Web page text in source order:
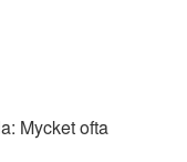
Mycket ofta